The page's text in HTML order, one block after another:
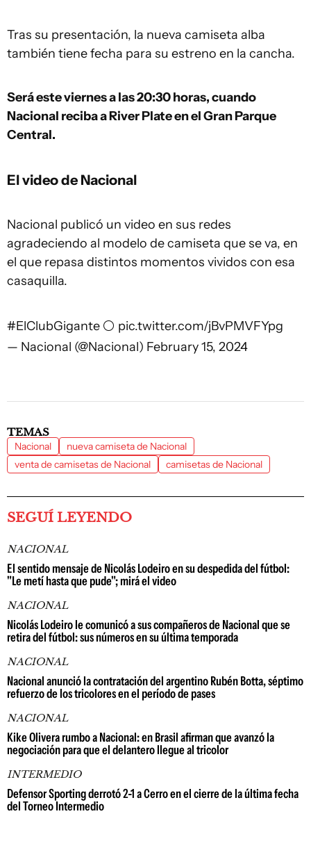
Tras su presentación, la nueva camiseta alba
también tiene fecha para su estreno en la cancha.
Será este viernes a las 20:30 horas, cuando
Nacional reciba a River Plate en el Gran Parque
Central.
El video de Nacional
Nacional publicó un video en sus redes
agradeciendo al modelo de camiseta que se va, en
el que repasa distintos momentos vividos con esa
casaquilla.
#ElClubGigante ⚪️ pic.twitter.com/jBvPMVFYpg
— Nacional (@Nacional) February 15, 2024
TEMAS
Nacional
nueva camiseta de Nacional
venta de camisetas de Nacional
camisetas de Nacional
SEGUÍ LEYENDO
NACIONAL
El sentido mensaje de Nicolás Lodeiro en su despedida del fútbol:
"Le metí hasta que pude"; mirá el video
NACIONAL
Nicolás Lodeiro le comunicó a sus compañeros de Nacional que se
retira del fútbol: sus números en su última temporada
NACIONAL
Nacional anunció la contratación del argentino Rubén Botta, séptimo
refuerzo de los tricolores en el período de pases
NACIONAL
Kike Olivera rumbo a Nacional: en Brasil afirman que avanzó la
negociación para que el delantero llegue al tricolor
INTERMEDIO
Defensor Sporting derrotó 2-1 a Cerro en el cierre de la última fecha
del Torneo Intermedio